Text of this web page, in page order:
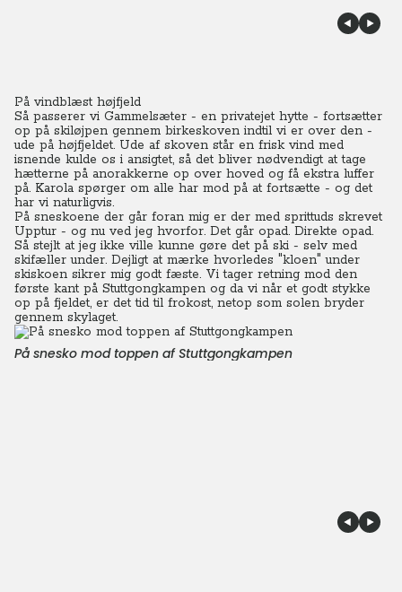
På vindblæst højfjeld
Så passerer vi Gammelsæter - en privatejet hytte - fortsætter
op på skiløjpen gennem birkeskoven indtil vi er over den -
ude på højfjeldet. Ude af skoven står en frisk vind med
isnende kulde os i ansigtet, så det bliver nødvendigt at tage
hætterne på anorakkerne op over hoved og få ekstra luffer
på. Karola spørger om alle har mod på at fortsætte - og det
har vi naturligvis.
På sneskoene der går foran mig er der med sprittuds skrevet
Upptur - og nu ved jeg hvorfor. Det går opad. Direkte opad.
Så stejlt at jeg ikke ville kunne gøre det på ski - selv med
skifæller under. Dejligt at mærke hvorledes "kloen" under
skiskoen sikrer mig godt fæste. Vi tager retning mod den
første kant på Stuttgongkampen og da vi når et godt stykke
op på fjeldet, er det tid til frokost, netop som solen bryder
gennem skylaget.
På snesko mod toppen af Stuttgongkampen